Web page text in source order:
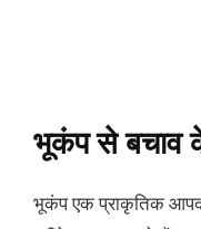
भूकंप से बचाव
भूकंप एक प्राकृतिक